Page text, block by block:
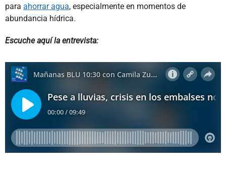
para ahorrar agua, especialmente en momentos de
abundancia hídrica.
Escuche aquí la entrevista: